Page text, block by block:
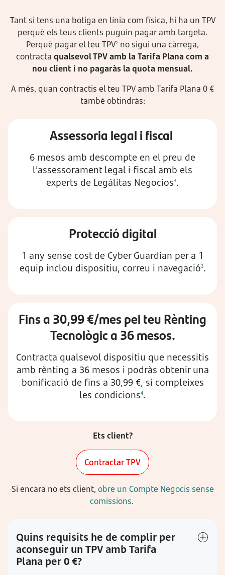
Tant si tens una botiga en línia com física, hi ha un TPV
perquè els teus clients puguin pagar amb targeta.
Perquè pagar el teu TPV2 no sigui una càrrega,
contracta qualsevol TPV amb la Tarifa Plana com a
nou client i no pagaràs la quota mensual.
A més, quan contractis el teu TPV amb Tarifa Plana 0 €
també obtindràs:
Assessoria legal i fiscal
6 mesos amb descompte en el preu de
l’assessorament legal i fiscal amb els
experts de Legálitas Negocios3.
Protecció digital
1 any sense cost de Cyber Guardian per a 1
equip inclou dispositiu, correu i navegació3.
Fins a 30,99 €/mes pel teu Rènting
Tecnològic a 36 mesos.
Contracta qualsevol dispositiu que necessitis
amb rènting a 36 mesos i podràs obtenir una
bonificació de fins a 30,99 €, si compleixes
les condicions4.
Ets client?
Contractar TPV
Si encara no ets client, obre un Compte Negocis sense
comissions.
Quins requisits he de complir per
aconseguir un TPV amb Tarifa
Plana per 0 €?